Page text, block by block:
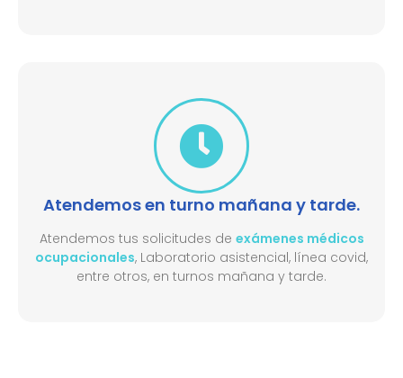
Atendemos en turno mañana y tarde.
Atendemos tus solicitudes de exámenes médicos
ocupacionales, Laboratorio asistencial, línea covid,
entre otros, en turnos mañana y tarde.​